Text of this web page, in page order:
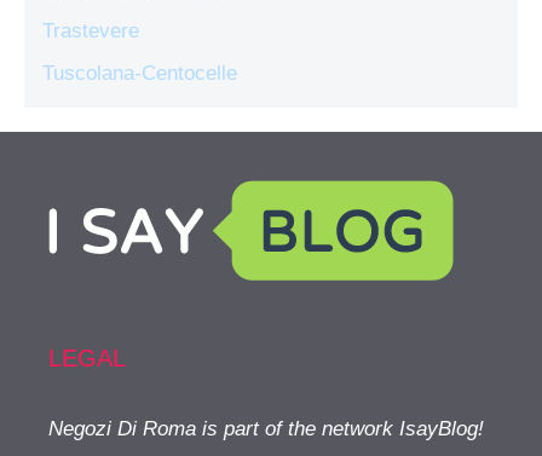
Trastevere
Tuscolana-Centocelle
LEGAL
Negozi Di Roma is part of the network IsayBlog!